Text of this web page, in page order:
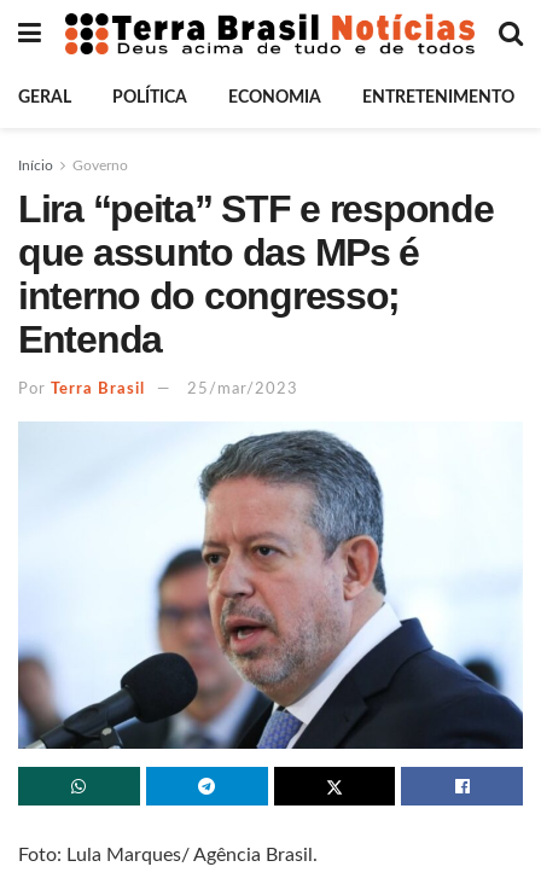
GERAL POLÍTICA ECONOMIA ENTRETENIMENTO
Início Governo
Lira “peita” STF e responde
que assunto das MPs é
interno do congresso;
Entenda
Por Terra Brasil 25/mar/2023
Foto: Lula Marques/ Agência Brasil.